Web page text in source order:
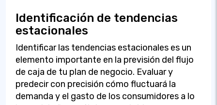
Identificación de tendencias
estacionales
Identificar las tendencias estacionales es un
elemento importante en la previsión del flujo
de caja de tu plan de negocio. Evaluar y
predecir con precisión cómo fluctuará la
demanda y el gasto de los consumidores a lo